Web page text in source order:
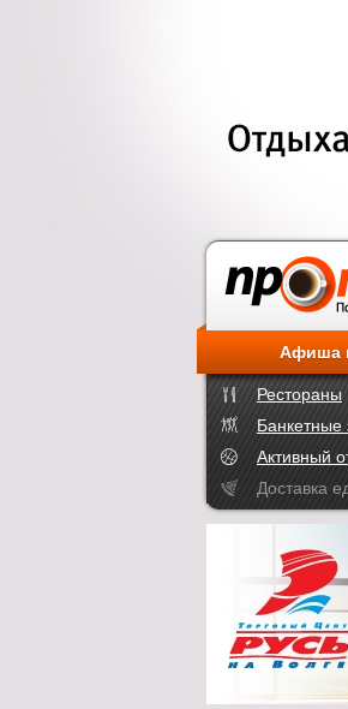
Афиша
Рестораны
Банкетные
Активный
Доставка